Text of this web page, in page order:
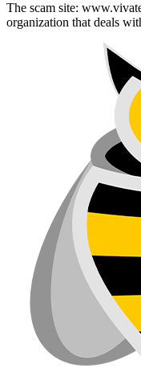
The scam site:
organization that deals